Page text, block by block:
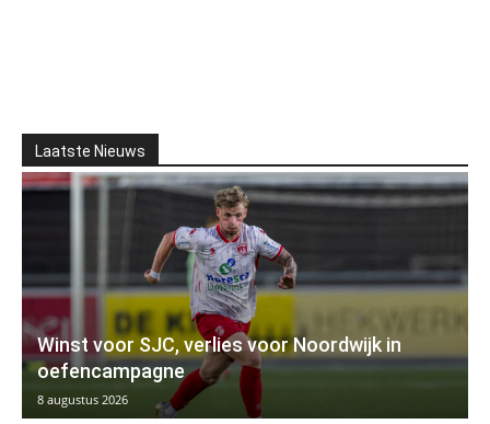
Laatste Nieuws
Winst voor SJC, verlies voor Noordwijk in
oefencampagne
8 augustus 2026